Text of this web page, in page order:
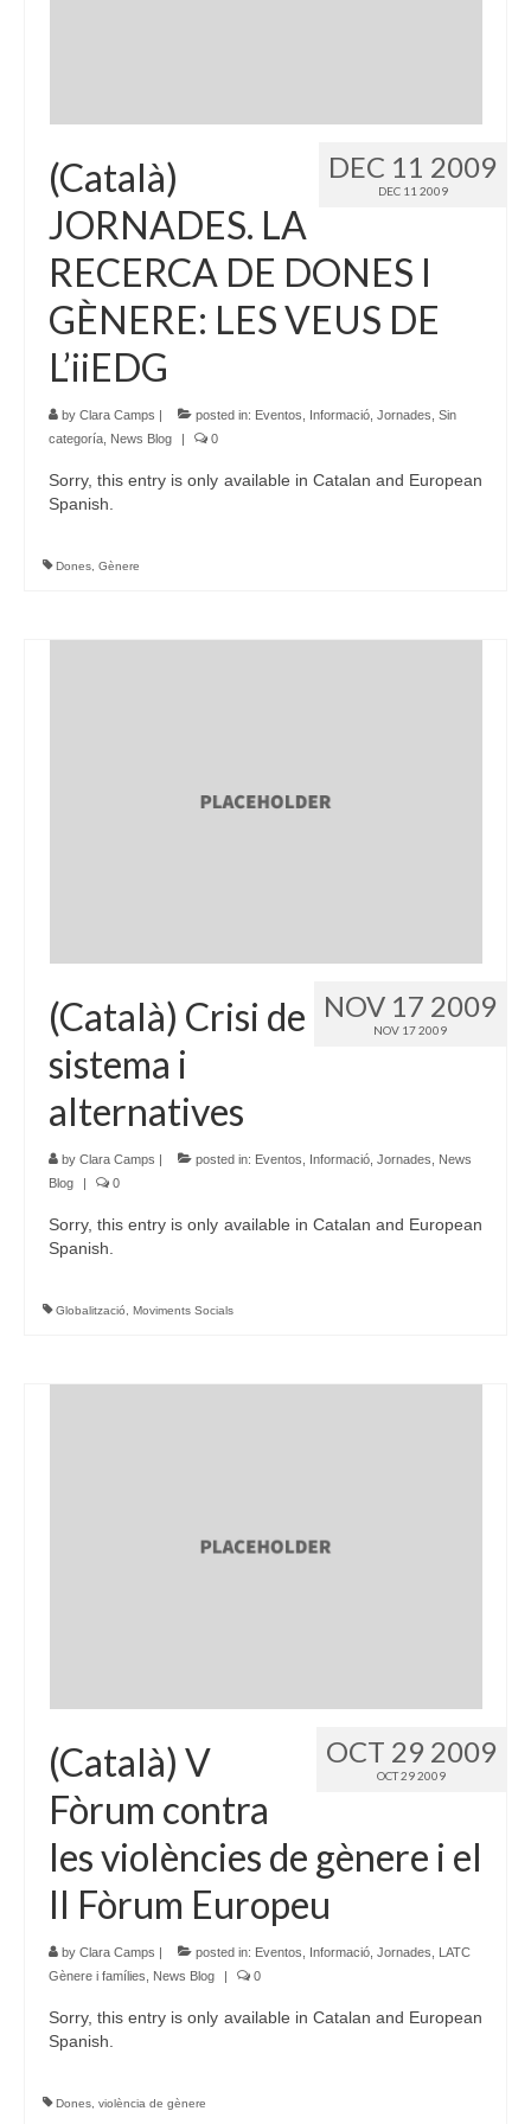
DEC 11 2009
DEC 11 2009
(Català)
JORNADES. LA
RECERCA DE DONES I
GÈNERE: LES VEUS DE
L’iiEDG
by Clara Camps | posted in: Eventos Informació Jornades Sin
categoría News Blog | 0
Sorry, this entry is only available in Catalan and European
Spanish.
Dones Gènere
NOV 17 2009
NOV 17 2009
(Català) Crisi de
sistema i
alternatives
by Clara Camps posted in: Eventos Informació Jornades
News
Blog
0
Sorry, this entry is only available in Catalan and European
Spanish.
Globalització, Moviments Socials
OCT 29 2009
OCT 29 2009
(Català) V
Fòrum contra
les violències de gènere i el
II Fòrum Europeu
by Clara Camps | posted in: Eventos Informació Jornades
LATC
Gènere i famílies
News Blog | 0
Sorry, this entry is only available in Catalan and European
Spanish.
Dones violència de gènere